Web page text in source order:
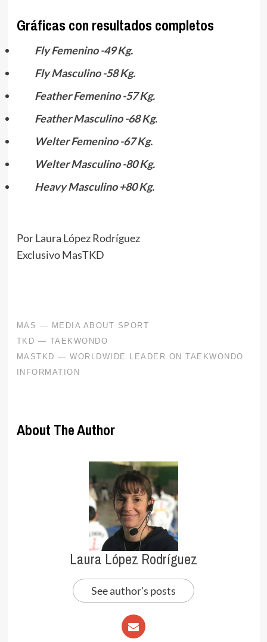
Gráficas con resultados completos
Fly Femenino -49 Kg.
Fly Masculino -58 Kg.
Feather Femenino -57 Kg.
Feather Masculino -68 Kg.
Welter Femenino -67 Kg.
Welter Masculino -80 Kg.
Heavy Masculino +80 Kg.
Por Laura López Rodríguez
Exclusivo MasTKD
About The Author
Laura López Rodríguez
See author's posts